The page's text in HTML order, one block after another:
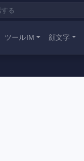
ツールIM 顔文字